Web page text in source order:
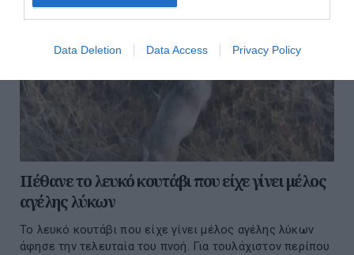
Data Deletion Data Access Privacy Policy
Πέθανε το λευκό κουτάβι που είχε γίνει μέλος
αγέλης λύκων
Το λευκό κουτάβι που είχε γίνει μέλος αγέλης λύκων
άφησε την τελευταία του πνοή. Για τουλάχιστον περίπου